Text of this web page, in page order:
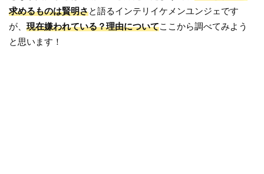
求めるものは賢明さと語るインテリイケメンユンジェです
が、現在嫌われている？理由についてここから調べてみよう
と思います！